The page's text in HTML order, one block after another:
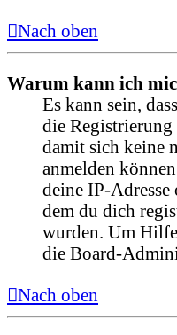
Nach oben
Warum kann ich
Es kann sein,
die Registrierung
damit sich keine
anmelden
deine IP-Adresse
dem du dich
wurden. Um
die Board-
Nach oben